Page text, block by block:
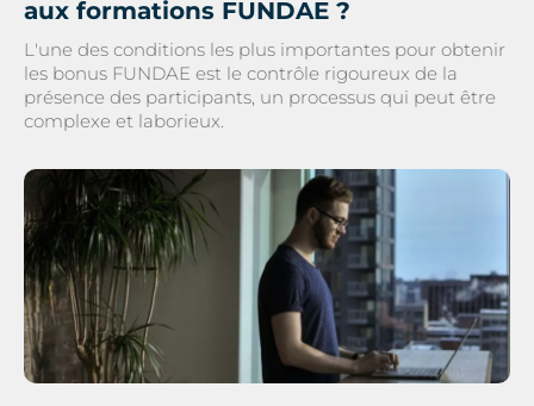
aux formations FUNDAE ?
L'une des conditions les plus importantes pour obtenir
les bonus FUNDAE est le contrôle rigoureux de la
présence des participants, un processus qui peut être
complexe et laborieux.